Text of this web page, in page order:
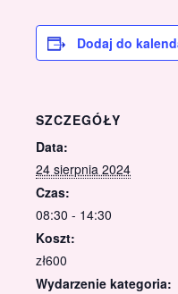
Dodaj do
SZCZEGÓŁY
Data:
24 sierpnia 2024
Czas:
08:30 - 14:30
Koszt:
zł600
Wydarzenie kategoria: